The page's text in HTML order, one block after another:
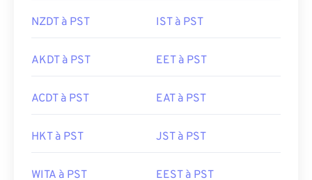
NZDT à PST IST à PST
AKDT à PST EET à PST
ACDT à PST EAT à PST
HKT à PST JST à PST
WITA à PST EEST à PST